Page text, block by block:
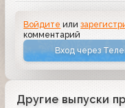
Войдите или
комментарий
Вход через
Другие выпуски